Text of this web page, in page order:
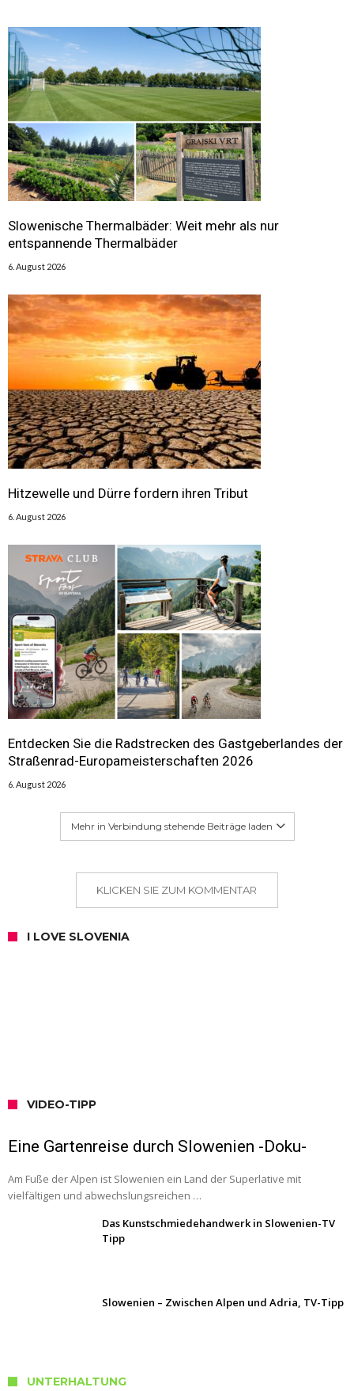
Slowenische Thermalbäder: Weit mehr als nur
entspannende Thermalbäder
6. August 2026
Hitzewelle und Dürre fordern ihren Tribut
6. August 2026
Entdecken Sie die Radstrecken des Gastgeberlandes der
Straßenrad-Europameisterschaften 2026
6. August 2026
Mehr in Verbindung stehende Beiträge laden
KLICKEN SIE ZUM KOMMENTAR
I LOVE SLOVENIA
VIDEO-TIPP
Eine Gartenreise durch Slowenien -Doku-
Am Fuße der Alpen ist Slowenien ein Land der Superlative mit
vielfältigen und abwechslungsreichen …
Das Kunstschmiedehandwerk in Slowenien-TV
Tipp
Slowenien – Zwischen Alpen und Adria, TV-Tipp
UNTERHALTUNG